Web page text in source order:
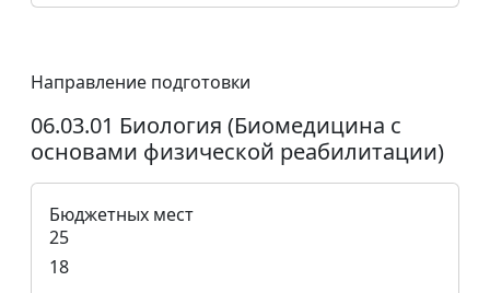
Направление подготовки
06.03.01 Биология (Биомедицина с
основами физической реабилитации)
Бюджетных мест
25
18